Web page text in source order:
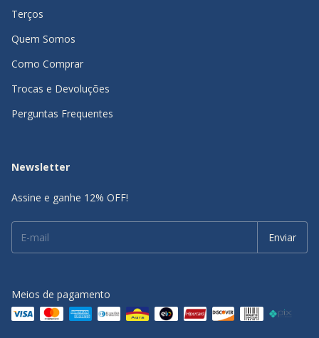
Terços
Quem Somos
Como Comprar
Trocas e Devoluções
Perguntas Frequentes
Newsletter
Assine e ganhe 12% OFF!
Meios de pagamento